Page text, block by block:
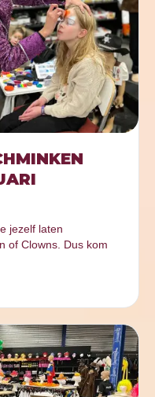
jezelf laten
of Clowns. Dus kom